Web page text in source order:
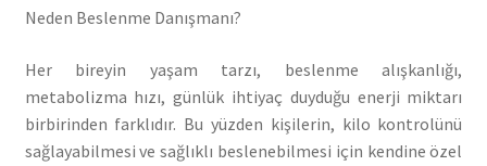
Neden Beslenme Danışmanı?
Her bireyin yaşam tarzı, beslenme alışkanlığı,
metabolizma hızı, günlük ihtiyaç duyduğu enerji miktarı
birbirinden farklıdır. Bu yüzden kişilerin, kilo kontrolünü
sağlayabilmesi ve sağlıklı beslenebilmesi için kendine özel